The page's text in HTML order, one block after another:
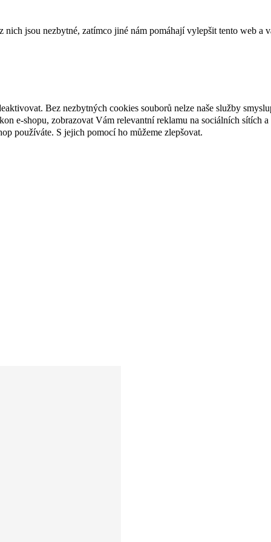
jsou nezbytné, zatímco jiné nám pomáhají vylepšit tento web a
Bez nezbytných cookies souborů nelze naše služby
e-shopu, zobrazovat Vám relevantní reklamu na sociálních sítích
používáte. S jejich pomocí ho můžeme zlepšovat.